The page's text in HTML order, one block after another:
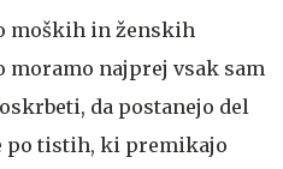
moških in ženskih
najprej vsak sam
da postanejo del
po tistih, ki premikajo